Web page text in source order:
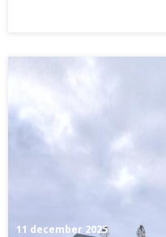
11 december 2025